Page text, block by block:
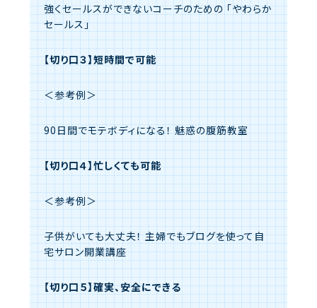
強くセールスができないコーチのための「やわらか
セールス」
【切り口３】短時間で可能
＜参考例＞
90日間でモテボディになる！魅惑の腹筋教室
【切り口４】忙しくても可能
＜参考例＞
子供がいても大丈夫！主婦でもブログを使って自
宅サロン開業講座
【切り口５】確実、安全にできる